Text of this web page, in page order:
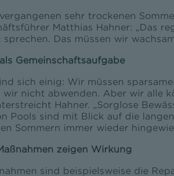
sehr trockenen
Matthias Hahner: „Das
Das müssen wir
Gemeinschaftsaufgabe
sich einig: Wir müssen
wir nicht abwenden. Aber wir alle
Hahner. „Sorglose
Pools sind mit Blick auf die
Sommern immer wieder
zeigen Wirkung
sind beispielsweise die